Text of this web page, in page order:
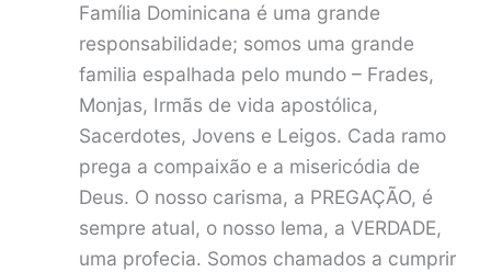
Família Dominicana é uma grande
responsabilidade; somos uma grande
familia espalhada pelo mundo – Frades,
Monjas, Irmãs de vida apostólica,
Sacerdotes, Jovens e Leigos. Cada ramo
prega a compaixão e a misericódia de
Deus. O nosso carisma, a PREGAÇÃO, é
sempre atual, o nosso lema, a VERDADE,
uma profecia. Somos chamados a cumprir